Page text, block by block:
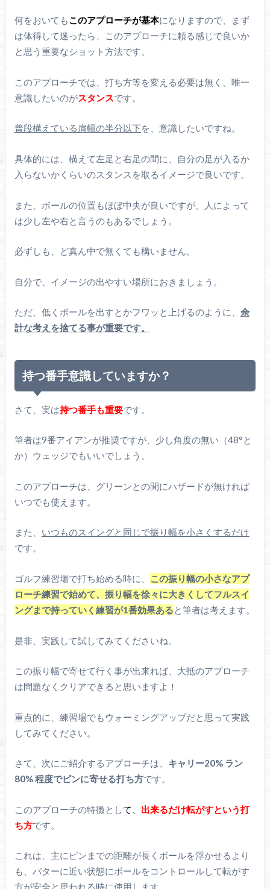
何をおいてもこのアプローチが基本になりますので、まず
は体得して迷ったら、このアプローチに頼る感じで良いか
と思う重要なショット方法です。
このアプローチでは、打ち方等を変える必要は無く、唯一
意識したいのがスタンスです。
普段構えている肩幅の半分以下を、意識したいですね。
具体的には、構えて左足と右足の間に、自分の足が入るか
入らないかくらいのスタンスを取るイメージで良いです。
また、ボールの位置もほぼ中央が良いですが、人によって
は少し左や右と言うのもあるでしょう。
必ずしも、ど真ん中で無くても構いません。
自分で、イメージの出やすい場所におきましょう。
ただ、低くボールを出すとかフワッと上げるのように、 余
計な考えを捨てる事が重要です。
持つ番手意識していますか？
さて、実は持つ番手も重要です。
筆者は9番アイアンが推奨ですが、少し角度の無い（48°と
か）ウェッジでもいいでしょう。
このアプローチは、グリーンとの間にハザードが無ければ
いつでも使えます。
また、 いつものスイングと同じで振り幅を小さくするだけ
です。
ゴルフ練習場で打ち始める時に、 この振り幅の小さなアプ
ローチ練習で始めて、振り幅を徐々に大きくしてフルスイ
ングまで持っていく練習が1番効果あると筆者は考えます。
是非、実践して試してみてくださいね。
この振り幅で寄せて行く事が出来れば、大抵のアプローチ
は問題なくクリアできると思いますよ！
重点的に、練習場でもウォーミングアップだと思って実践
してみてください。
さて、次にご紹介するアプローチは、 キャリー20% ラン
80% 程度でピンに寄せる打ち方です。
このアプローチの特徴として
出来るだけ転がすという打
ち方です。
これは、主にピンまでの距離が長くボールを浮かせるより
も、パターに近い状態にボールをコントロールして転がす
方が安全と思われる時に使用します。